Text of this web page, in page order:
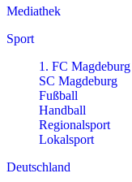
Mediathek
Sport
1. FC Magdeburg
SC Magdeburg
Fußball
Handball
Regionalsport
Lokalsport
Deutschland